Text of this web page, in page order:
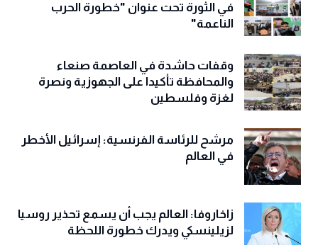
في الثورة تحت عنوان "خطورة الحرب
الناعمة"
وقفات حاشدة في العاصمة صنعاء
والمحافظة تأكيدا على الجهوزية ونصرة
لغزة وفلسطين
مرشح للرئاسة الفرنسية: إسرائيل الأخطر
في العالم
زاخاروفا: العالم يجب أن يسمع تحذير روسيا
لزيلينسكي ويدرك خطورة اللحظة